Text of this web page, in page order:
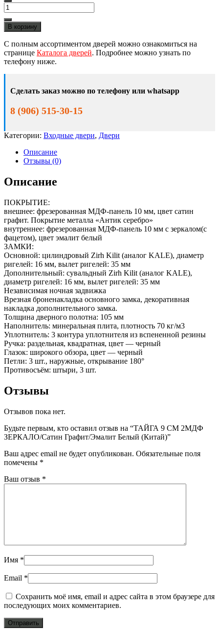
34
900 ₽.
Количество
товара
ТАЙГА
9
СМ
2МДФ
ЗЕРКАЛО/
Сатин
Графит/
Белый
В корзину
С полным ассортиментом дверей можно ознакомиться на
странице Каталога дверей. Подробнее можно узнать по
телефону ниже.
Сделать заказ можно по телефону или whatsapp
8 (906) 515-30-15
Категории: Входные двери, Двери
Описание
Отзывы (0)
Описание
ПОКРЫТИЕ:
внешнее: фрезерованная МДФ-панель 10 мм, цвет сатин
графит. Покрытие металла «Антик серебро»
внутреннее: фрезерованная МДФ-панель 10 мм с зеркалом(с
фацетом), цвет эмалит белый
ЗАМКИ:
Основной: цилиндровый Zirh Kilit (аналог KALE), диаметр
ригелей: 16 мм, вылет ригелей: 35 мм
Дополнительный: сувальдный Zirh Kilit (аналог KALE),
диаметр ригелей: 16 мм, вылет ригелей: 35 мм
Независимая ночная задвижка
Врезная броненакладка основного замка, декоративная
накладка дополнительного замка.
Толщина дверного полотна: 105 мм
Наполнитель: минеральная плита, плотность 70 кг/м3
Уплотнитель: 3 контура уплотнителя из вспененной резины
Ручка: раздельная, квадратная, цвет — черный
Глазок: широкого обзора, цвет — черный
Петли: 3 шт., наружные, открывание 180°
Противосъём: штыри, 3 шт.
Отзывы
Отзывов пока нет.
Будьте первым, кто оставил отзыв на “ТАЙГА 9 СМ 2МДФ
ЗЕРКАЛО/Сатин Графит/Эмалит Белый (Китай)”
Ваш адрес email не будет опубликован. Обязательные поля
помечены *
Ваш отзыв *
Имя *
Email *
Сохранить моё имя, email и адрес сайта в этом браузере для
последующих моих комментариев.